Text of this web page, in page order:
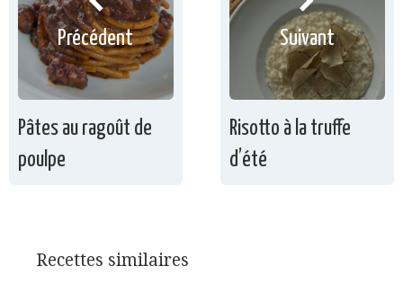
Précédent
Pâtes au ragoût de
poulpe
Suivant
Risotto à la truffe
d’été
Recettes similaires